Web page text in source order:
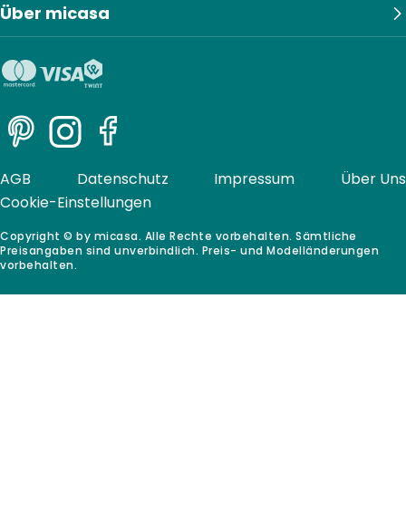
Über micasa
PinterestInstagramFacebook
Copyright © by micasa. Alle Rechte vorbehalten. Sämtliche
Preisangaben sind unverbindlich. Preis- und Modelländerungen
vorbehalten.
AGB Datenschutz Impressum
Über Uns
Cookie-Einstellungen